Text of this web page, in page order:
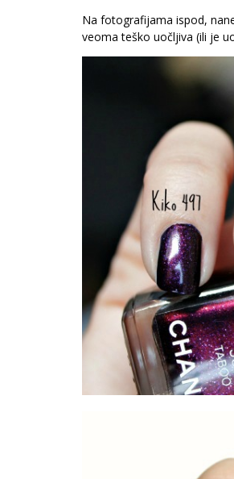
Na fotografijama ispod,
veoma teško uočljiva (ili je